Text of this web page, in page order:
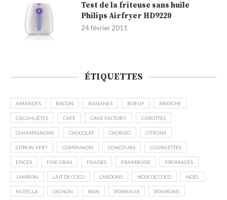
Test de la friteuse sans huile
Philips Airfryer HD9220
24 février 2011
ÉTIQUETTES
AMANDES BACON BANANES BOEUF BRIOCHE
CACAHUÈTES CAFÉ CAKE FACTORY CAROTTES
CHAMPIGNONS CHOCOLAT CHORIZO CITRONS
CITRON VERT COMPANION CONCOURS COURGETTES
EPICES FOIE GRAS FRAISES FRAMBOISE FROMAGES
JAMBON LAIT DE COCO LARDONS NOIX DE COCO NOËL
NUTELLA OIGNON PAIN POIREAUX POIVRONS